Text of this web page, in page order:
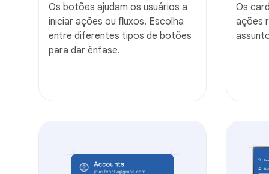
Os botões ajudam os usuários a
iniciar ações ou fluxos. Escolha
entre diferentes tipos de botões
para dar ênfase.
Os
ações